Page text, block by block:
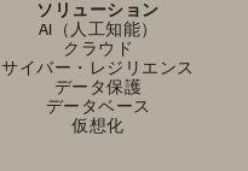
ソリューション
AI（人工知能）
クラウド
サイバー・レジリエンス
データ保護
データベース
仮想化